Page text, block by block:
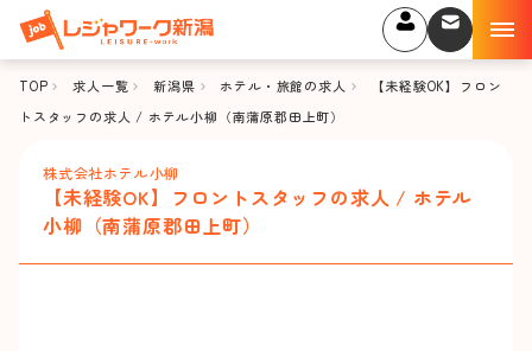
TOP 求人一覧 新潟県 ホテル・旅館の求人
【未経験OK】フロン
トスタッフの求人 / ホテル小柳（南蒲原郡田上町）
株式会社ホテル小柳
【未経験OK】フロントスタッフの求人 / ホテル
小柳（南蒲原郡田上町）